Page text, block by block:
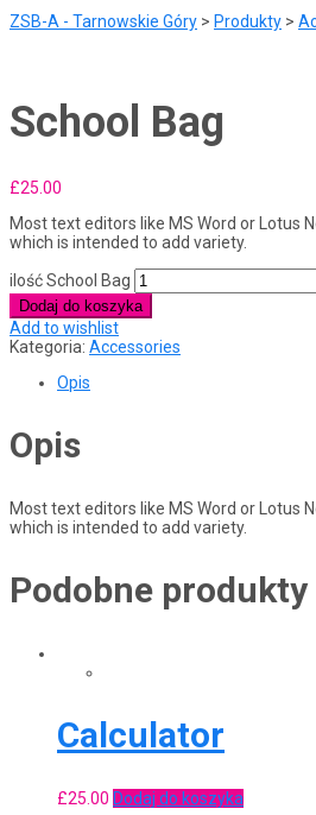
ZSB-A - Tarnowskie Góry > Produkty >
School Bag
£25.00
Most text editors like MS Word or Lotus
which is intended to add variety.
ilość School Bag
Dodaj do koszyka
Add to wishlist
Kategoria: Accessories
Opis
Opis
Most text editors like MS Word or Lotus
which is intended to add variety.
Podobne produkty
Calculator
£25.00 Dodaj do koszyka